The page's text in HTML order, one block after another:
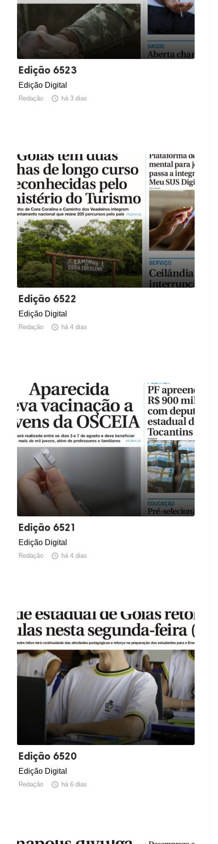
Edição 6523
Edição Digital
Redação  há 3 dias
Edição 6522
Edição Digital
Redação  há 4 dias
Edição 6521
Edição Digital
Redação  há 4 dias
Edição 6520
Edição Digital
Redação  há 6 dias